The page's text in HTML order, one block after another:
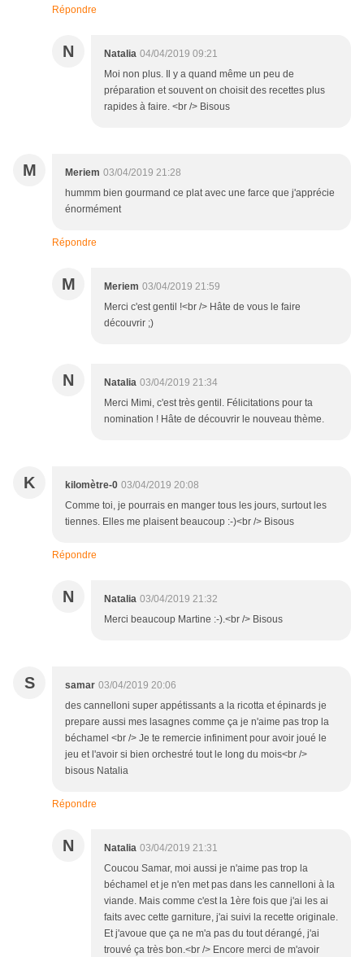
Répondre
N Natalia 04/04/2019 09:21
Moi non plus. Il y a quand même un peu de
préparation et souvent on choisit des recettes plus
rapides à faire. <br /> Bisous
M Meriem 03/04/2019 21:28
hummm bien gourmand ce plat avec une farce que j'apprécie
énormément
Répondre
M Meriem 03/04/2019 21:59
Merci c'est gentil !<br /> Hâte de vous le faire
découvrir ;)
N Natalia 03/04/2019 21:34
Merci Mimi, c'est très gentil. Félicitations pour ta
nomination ! Hâte de découvrir le nouveau thème.
K kilomètre-0 03/04/2019 20:08
Comme toi, je pourrais en manger tous les jours, surtout les
tiennes. Elles me plaisent beaucoup :-)<br /> Bisous
Répondre
N Natalia 03/04/2019 21:32
Merci beaucoup Martine :-).<br /> Bisous
S samar 03/04/2019 20:06
des cannelloni super appétissants a la ricotta et épinards je
prepare aussi mes lasagnes comme ça je n'aime pas trop la
béchamel <br /> Je te remercie infiniment pour avoir joué le
jeu et l'avoir si bien orchestré tout le long du mois<br />
bisous Natalia
Répondre
N Natalia 03/04/2019 21:31
Coucou Samar, moi aussi je n'aime pas trop la
béchamel et je n'en met pas dans les cannelloni à la
viande. Mais comme c'est la 1ère fois que j'ai les ai
faits avec cette garniture, j'ai suivi la recette originale.
Et j'avoue que ça ne m'a pas du tout dérangé, j'ai
trouvé ça très bon.<br /> Encore merci de m'avoir